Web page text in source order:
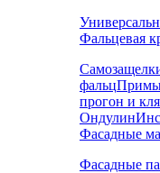
Фальцевая
фальц
прогон и
Ондулин
Фасадные
Фасадные